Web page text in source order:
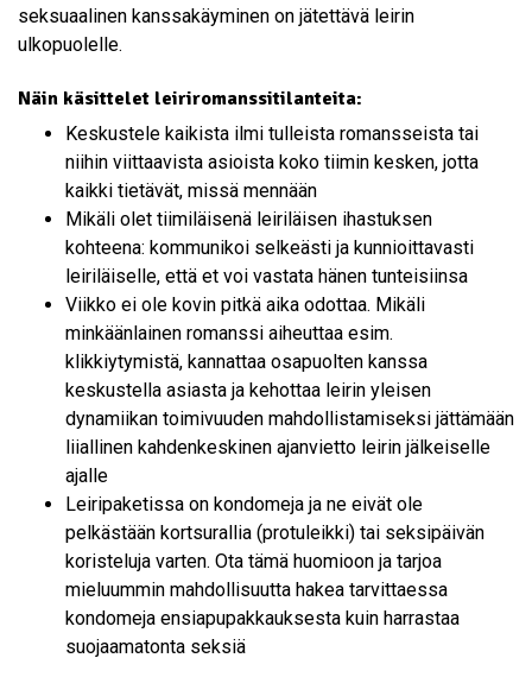
seksuaalinen kanssakäyminen on jätettävä leirin
ulkopuolelle.
Näin käsittelet leiriromanssitilanteita:
Keskustele kaikista ilmi tulleista romansseista tai
niihin viittaavista asioista koko tiimin kesken, jotta
kaikki tietävät, missä mennään
Mikäli olet tiimiläisenä leiriläisen ihastuksen
kohteena: kommunikoi selkeästi ja kunnioittavasti
leiriläiselle, että et voi vastata hänen tunteisiinsa
Viikko ei ole kovin pitkä aika odottaa. Mikäli
minkäänlainen romanssi aiheuttaa esim.
klikkiytymistä, kannattaa osapuolten kanssa
keskustella asiasta ja kehottaa leirin yleisen
dynamiikan toimivuuden mahdollistamiseksi jättämään
liiallinen kahdenkeskinen ajanvietto leirin jälkeiselle
ajalle
Leiripaketissa on kondomeja ja ne eivät ole
pelkästään kortsurallia (protuleikki) tai seksipäivän
koristeluja varten. Ota tämä huomioon ja tarjoa
mieluummin mahdollisuutta hakea tarvittaessa
kondomeja ensiapupakkauksesta kuin harrastaa
suojaamatonta seksiä